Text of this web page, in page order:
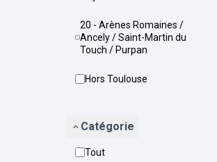
20 - Arènes Romaines /
Ancely / Saint-Martin du
Touch / Purpan
Hors Toulouse
Catégorie
Tout